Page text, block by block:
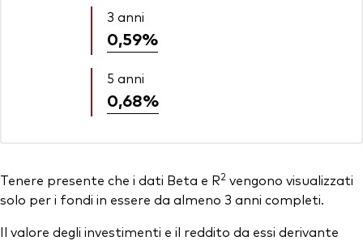
3 anni
0,59%
5 anni
0,68%
Tenere presente che i dati Beta e R2 vengono visualizzati
solo per i fondi in essere da almeno 3 anni completi.
Il valore degli investimenti e il reddito da essi derivante